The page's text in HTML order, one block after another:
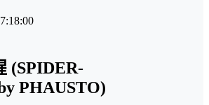
(SPIDER-
PHAUSTO)